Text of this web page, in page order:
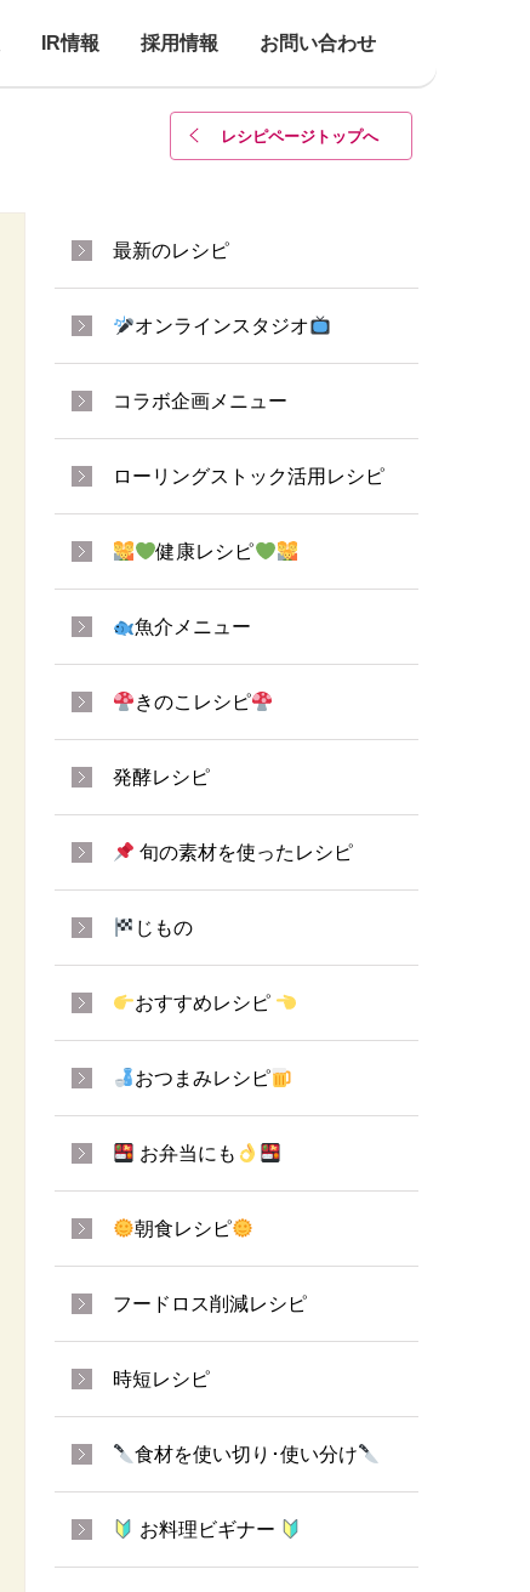
IR情報 採用情報 お問い合わせ
レシピページトップへ
最新のレシピ
オンラインスタジオ
コラボ企画メニュー
ローリングストック活用レシピ
健康レシピ
魚介メニュー
きのこレシピ
発酵レシピ
旬の素材を使ったレシピ
じもの
おすすめレシピ
おつまみレシピ
お弁当にも
朝食レシピ
フードロス削減レシピ
時短レシピ
食材を使い切り･使い分け
お料理ビギナー